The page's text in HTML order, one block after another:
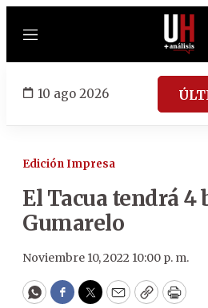
Menú
10 ago 2026
Edición Impresa
El Tacua tendrá 4
Gumarelo
Noviembre 10, 2022 10:00 p. m.
WhatsApp
Facebook
Twitter
EmailCopyPrint